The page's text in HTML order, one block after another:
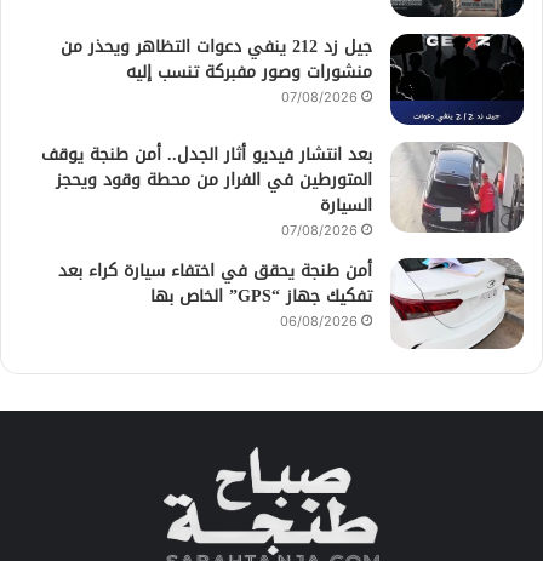
جيل زد 212 ينفي دعوات التظاهر ويحذر من
منشورات وصور مفبركة تنسب إليه
07/08/2026
بعد انتشار فيديو أثار الجدل.. أمن طنجة يوقف
المتورطين في الفرار من محطة وقود ويحجز
السيارة
07/08/2026
أمن طنجة يحقق في اختفاء سيارة كراء بعد
تفكيك جهاز “GPS” الخاص بها
06/08/2026